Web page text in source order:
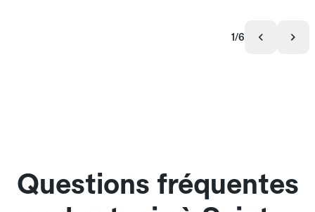
1/6
Questions fréquentes